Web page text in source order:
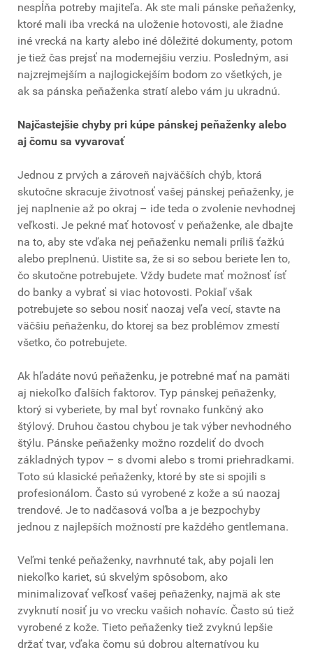
nespĺňa potreby majiteľa. Ak ste mali pánske peňaženky,
ktoré mali iba vrecká na uloženie hotovosti, ale žiadne
iné vrecká na karty alebo iné dôležité dokumenty, potom
je tiež čas prejsť na modernejšiu verziu. Posledným, asi
najzrejmejším a najlogickejším bodom zo všetkých, je
ak sa pánska peňaženka stratí alebo vám ju ukradnú.
Najčastejšie chyby pri kúpe pánskej peňaženky alebo
aj čomu sa vyvarovať
Jednou z prvých a zároveň najväčších chýb, ktorá
skutočne skracuje životnosť vašej pánskej peňaženky, je
jej naplnenie až po okraj – ide teda o zvolenie nevhodnej
veľkosti. Je pekné mať hotovosť v peňaženke, ale dbajte
na to, aby ste vďaka nej peňaženku nemali príliš ťažkú
alebo preplnenú. Uistite sa, že si so sebou beriete len to,
čo skutočne potrebujete. Vždy budete mať možnosť ísť
do banky a vybrať si viac hotovosti. Pokiaľ však
potrebujete so sebou nosiť naozaj veľa vecí, stavte na
väčšiu peňaženku, do ktorej sa bez problémov zmestí
všetko, čo potrebujete.
Ak hľadáte novú peňaženku, je potrebné mať na pamäti
aj niekoľko ďalších faktorov. Typ pánskej peňaženky,
ktorý si vyberiete, by mal byť rovnako funkčný ako
štýlový. Druhou častou chybou je tak výber nevhodného
štýlu. Pánske peňaženky možno rozdeliť do dvoch
základných typov – s dvomi alebo s tromi priehradkami.
Toto sú klasické peňaženky, ktoré by ste si spojili s
profesionálom. Často sú vyrobené z kože a sú naozaj
trendové. Je to nadčasová voľba a je bezpochyby
jednou z najlepších možností pre každého gentlemana.
Veľmi tenké peňaženky, navrhnuté tak, aby pojali len
niekoľko kariet, sú skvelým spôsobom, ako
minimalizovať veľkosť vašej peňaženky, najmä ak ste
zvyknutí nosiť ju vo vrecku vašich nohavíc. Často sú tiež
vyrobené z kože. Tieto peňaženky tiež zvyknú lepšie
držať tvar, vďaka čomu sú dobrou alternatívou ku